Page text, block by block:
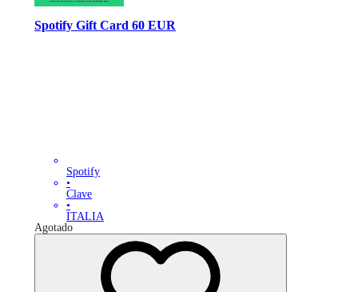
Spotify Gift Card 60 EUR
Spotify
•
Clave
•
ITALIA
Agotado